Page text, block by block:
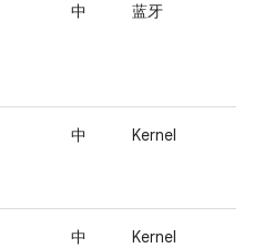
中 蓝牙
中 Kernel
中 Kernel